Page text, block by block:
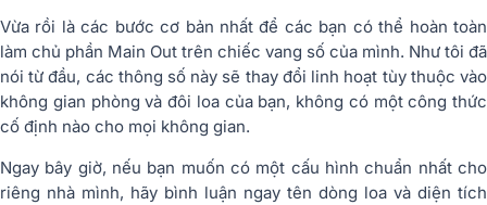
Vừa rồi là các bước cơ bản nhất để các bạn có thể hoàn toàn
làm chủ phần Main Out trên chiếc vang số của mình. Như tôi đã
nói từ đầu, các thông số này sẽ thay đổi linh hoạt tùy thuộc vào
không gian phòng và đôi loa của bạn, không có một công thức
cố định nào cho mọi không gian.
Ngay bây giờ, nếu bạn muốn có một cấu hình chuẩn nhất cho
riêng nhà mình, hãy bình luận ngay tên dòng loa và diện tích